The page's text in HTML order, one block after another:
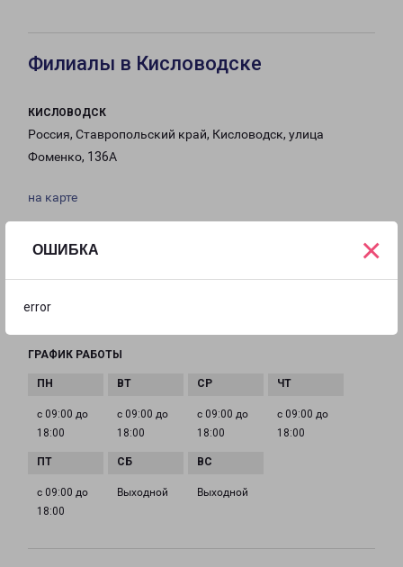
ОШИБКА
error
×
Филиалы в Кисловодске
КИСЛОВОДСК
Россия, Ставропольский край, Кисловодск, улица
Фоменко, 136А
на карте
8(804) 333-37-44
kislovodsk@pecom.ru
ГРАФИК РАБОТЫ
с 09:00 до
18:00
с 09:00 до
18:00
с 09:00 до
18:00
с 09:00 до
18:00
с 09:00 до
18:00
Выходной Выходной